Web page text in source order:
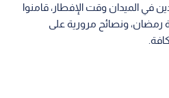
في الميدان وقت الإفطار، قامنوا
رمضان، ونصائح مرورية على